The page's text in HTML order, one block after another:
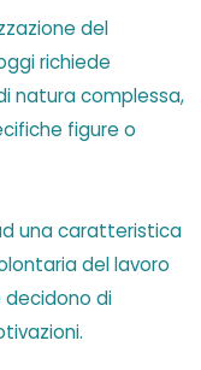
del
richiede
natura complessa,
figure o
una caratteristica
del lavoro
decidono di